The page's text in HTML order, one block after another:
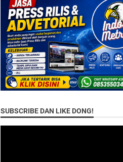
SUBSCRIBE DAN LIKE DONG!